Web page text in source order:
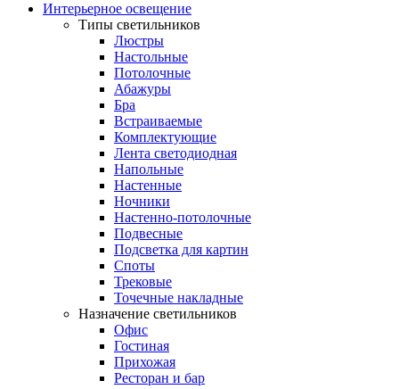
Интерьерное освещение
Типы светильников
Люстры
Настольные
Потолочные
Абажуры
Бра
Встраиваемые
Комплектующие
Лента светодиодная
Напольные
Настенные
Ночники
Настенно-потолочные
Подвесные
Подсветка для картин
Споты
Трековые
Точечные накладные
Назначение светильников
Офис
Гостиная
Прихожая
Ресторан и бар